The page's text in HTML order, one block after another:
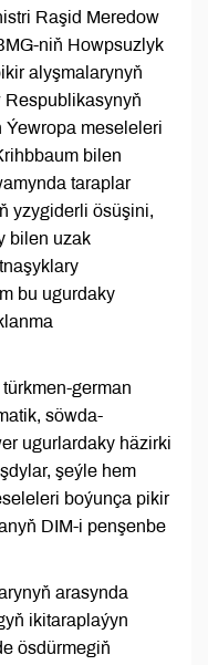
Raşid Meredow
niň Howpsuzlyk
alyşmalarynyň
Respublikasynyň
meseleleri
bilen
taraplar
yzygiderli ösüşini,
bilen uzak
bu ugurdaky
german
söwda-
ugurlardaky häzirki
şeýle hem
boýunça pikir
DIM-i penşenbe
arasynda
ikitaraplaýyn
ösdürmegiň